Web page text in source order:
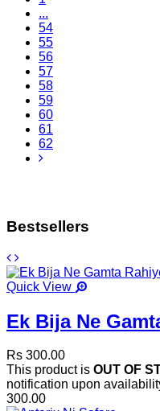
...
54
55
56
57
58
59
60
61
62
Bestsellers
Quick View
Ek Bija Ne
Rs 300.00
This product is OUT OF
notification upon
300.00